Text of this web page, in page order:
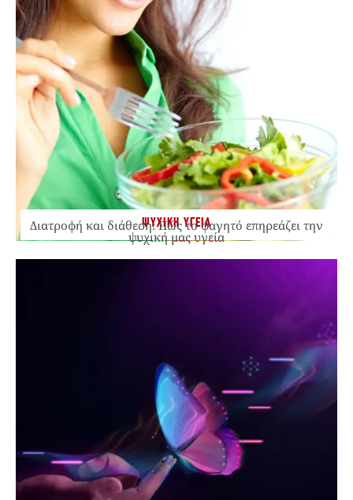
ΨΥΧΙΚΗ ΥΓΕΙΑ
Διατροφή και διάθεση: Πώς το φαγητό επηρεάζει την
ψυχική μας υγεία